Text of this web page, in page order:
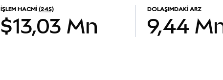
İŞLEM HACMI (24S)
$13,03 Mn
DOLAŞIMDAKI ARZ
9,44